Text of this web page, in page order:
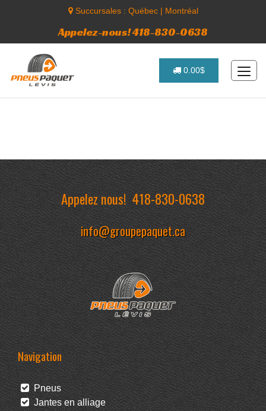
Succursales : Québec| Montréal
Appelez-nous! 418-830-0638
0.00$
Appelez nous!418-830-0638
info@groupepaquet.ca
Navigation
Pneus
Jantes en alliage